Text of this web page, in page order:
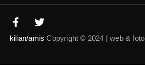
kilian/amis Copyright © 2024 | web & foto